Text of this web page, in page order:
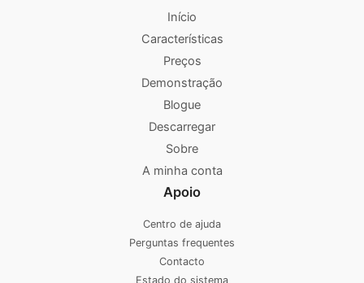
Início
Características
Preços
Demonstração
Blogue
Descarregar
Sobre
A minha conta
Apoio
Centro de ajuda
Perguntas frequentes
Contacto
Estado do sistema